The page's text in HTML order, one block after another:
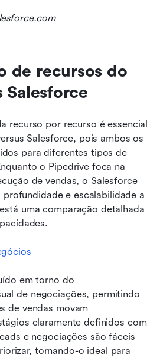
de recursos do
Salesforce
recurso por recurso é essencial
Salesforce, pois ambos os
para diferentes tipos de
o Pipedrive foca na
de vendas, o Salesforce
e escalabilidade a
uma comparação detalhada
em torno do
de negociações, permitindo
de vendas movam
claramente definidos com
e negociações são fáceis
tornando-o ideal para